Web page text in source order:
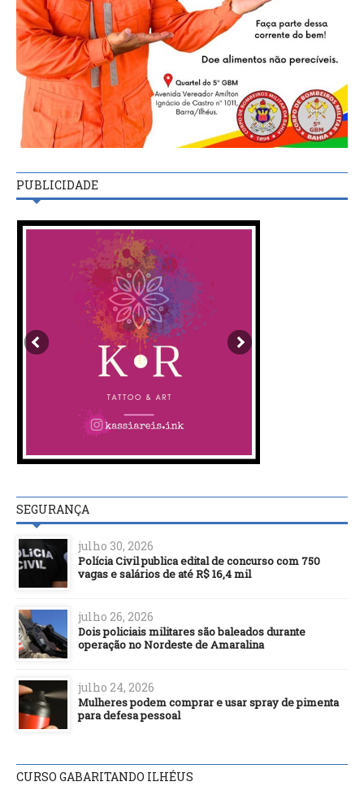
PUBLICIDADE
SEGURANÇA
julho 30, 2026
Polícia Civil publica edital de concurso com 750
vagas e salários de até R$ 16,4 mil
julho 26, 2026
Dois policiais militares são baleados durante
operação no Nordeste de Amaralina
julho 24, 2026
Mulheres podem comprar e usar spray de pimenta
para defesa pessoal
CURSO GABARITANDO ILHÉUS